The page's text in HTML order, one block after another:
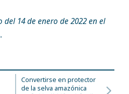
14 de enero de 2022 en el
Convertirse en protector
de la selva amazónica